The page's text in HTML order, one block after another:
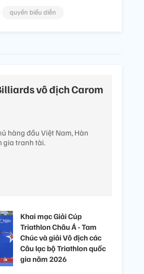
quyền biểu diễn
vô địch Carom
hàng đầu Việt Nam, Hàn
gia tranh tài.
Khai mạc Giải Cúp
Triathlon Châu Á - Tam
Chúc và giải Vô địch các
Câu lạc bộ Triathlon quốc
gia năm 2026